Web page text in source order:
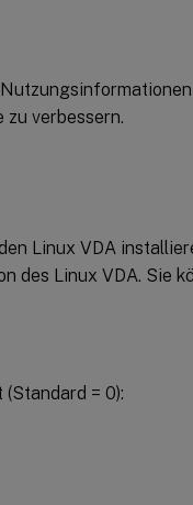
verbessern.
Linux VDA
des Linux VDA. Sie
= 0):